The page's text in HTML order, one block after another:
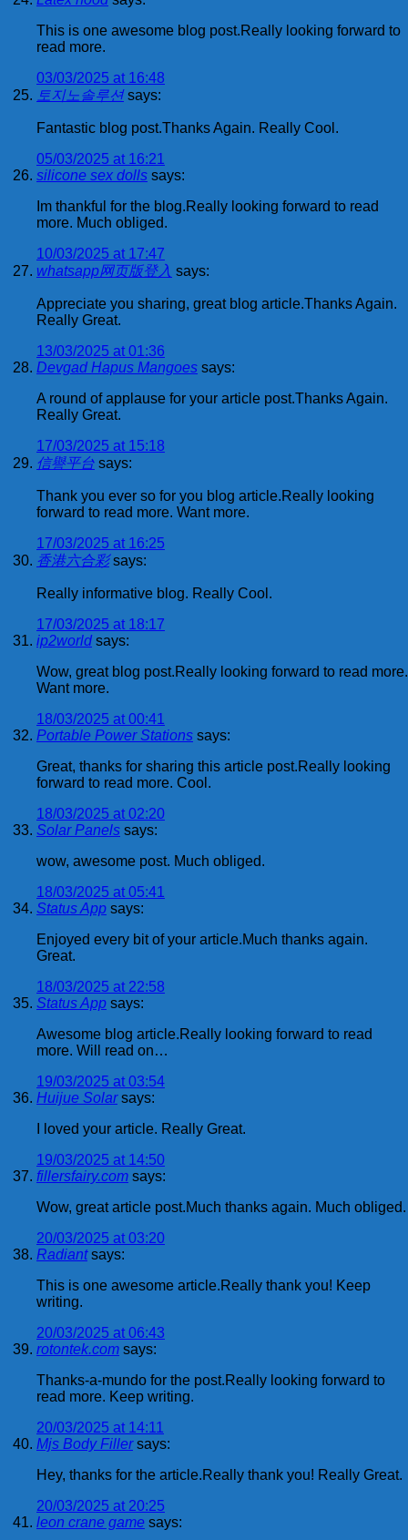
This is one awesome blog post.Really looking forward to
read more.
03/03/2025 at 16:48
토지노솔루션 says:
Fantastic blog post.Thanks Again. Really Cool.
05/03/2025 at 16:21
silicone sex dolls says:
Im thankful for the blog.Really looking forward to read
more. Much obliged.
10/03/2025 at 17:47
whatsapp网页版登入 says:
Appreciate you sharing, great blog article.Thanks Again.
Really Great.
13/03/2025 at 01:36
Devgad Hapus Mangoes says:
A round of applause for your article post.Thanks Again.
Really Great.
17/03/2025 at 15:18
信譽平台 says:
Thank you ever so for you blog article.Really looking
forward to read more. Want more.
17/03/2025 at 16:25
香港六合彩 says:
Really informative blog. Really Cool.
17/03/2025 at 18:17
ip2world says:
Wow, great blog post.Really looking forward to read more.
Want more.
18/03/2025 at 00:41
Portable Power Stations says:
Great, thanks for sharing this article post.Really looking
forward to read more. Cool.
18/03/2025 at 02:20
Solar Panels says:
wow, awesome post. Much obliged.
18/03/2025 at 05:41
Status App says:
Enjoyed every bit of your article.Much thanks again.
Great.
18/03/2025 at 22:58
Status App says:
Awesome blog article.Really looking forward to read
more. Will read on…
19/03/2025 at 03:54
Huijue Solar says:
I loved your article. Really Great.
19/03/2025 at 14:50
fillersfairy.com says:
Wow, great article post.Much thanks again. Much obliged.
20/03/2025 at 03:20
Radiant says:
This is one awesome article.Really thank you! Keep
writing.
20/03/2025 at 06:43
rotontek.com says:
Thanks-a-mundo for the post.Really looking forward to
read more. Keep writing.
20/03/2025 at 14:11
Mjs Body Filler says:
Hey, thanks for the article.Really thank you! Really Great.
20/03/2025 at 20:25
leon crane game says: